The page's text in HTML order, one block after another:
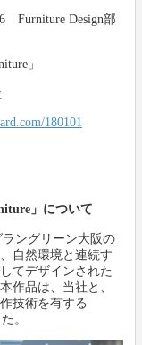
Furniture Design部
」
180101
」について
ラングリーン大阪の
自然環境と連続す
てデザインされた
作品は、当社と、
技術を有する
。